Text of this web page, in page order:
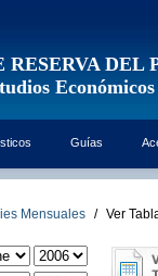
DEL
Económicos
Guías
Mensuales / Ver